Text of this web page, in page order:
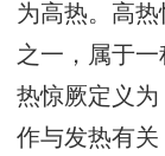
为高热。高
之一，属于
热惊厥定义
作与发热有